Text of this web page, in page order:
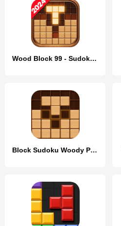
Wood Block 99 - Sudoku Puzzle
Block Sudoku Woody Puzzle Game